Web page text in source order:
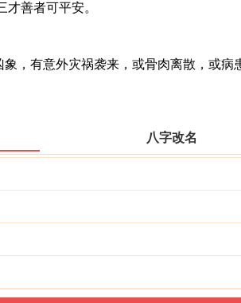
善者可平安。
有意外灾祸袭来，或骨肉离散，或病
八字改名